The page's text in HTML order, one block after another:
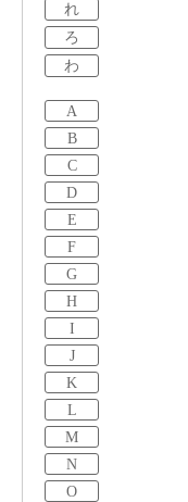
れ
ろ
わ
A
B
C
D
E
F
G
H
I
J
K
L
M
N
O